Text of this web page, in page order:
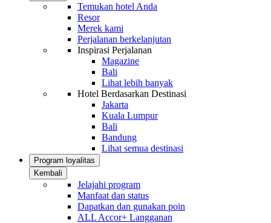
Temukan hotel Anda
Resor
Merek kami
Perjalanan berkelanjutan
Inspirasi Perjalanan
Magazine
Bali
Lihat lebih banyak
Hotel Berdasarkan Destinasi
Jakarta
Kuala Lumpur
Bali
Bandung
Lihat semua destinasi
Program loyalitas
Kembali
Jelajahi program
Manfaat dan status
Dapatkan dan gunakan poin
ALL Accor+ Langganan